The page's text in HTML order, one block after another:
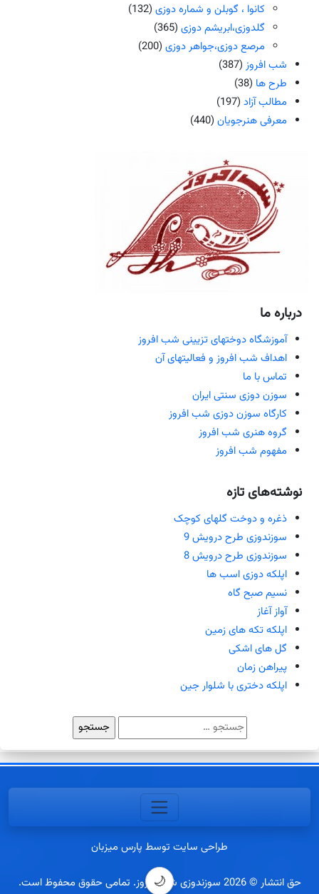
کانوا ، گوبلن و شماره دوزی (132)
گلدوزی،ابریشم دوزی (365)
مرصع دوزی،جواهر دوزی (200)
شب افروز (387)
طرح ها (38)
مطالب آزاد (197)
معرفی هنرجویان (440)
درباره ما
آموزشگاه دوختهای تزیینی شب افروز
اهداف شب افروز و فعالیتهای آن
تماس با ما
سوزن دوزی سنتی ایران
کارگاه سوزن دوزی شب افروز
گروه هنری شب افروز
مفهوم شب افروز
نوشته‌های تازه
ذغره و دوخت گلهای کوچک
سوزندوزی طرح درویش 9
سوزندوزی طرح درویش 8
اپلکه دوزی اسب ها
نسیم صبح گاه
آواز آغاز
اپلکه تکه های زمین
گل های اشکی
پیراهن زمان
اپلکه دختری با شلوار جین
جستجو
برای:
طراحی سایت توسط پارس میزبان
حق انتشار © 2026 سوزندوزی شب افروز. تمامی حقوق محفوظ است. 🌙